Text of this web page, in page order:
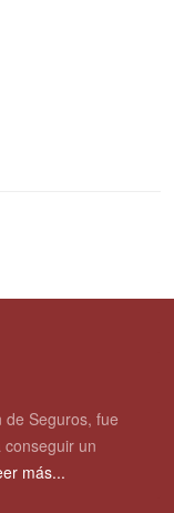
de Seguros, fue
un
más...